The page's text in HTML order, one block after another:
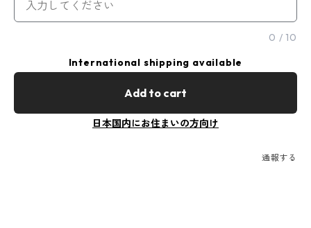
0 / 10
International shipping available
Add to cart
日本国内にお住まいの方向け
通報する